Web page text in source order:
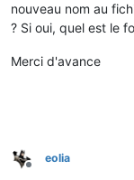
nouveau nom au
? Si oui, quel est le
Merci d'avance
Hors-ligne
eolia